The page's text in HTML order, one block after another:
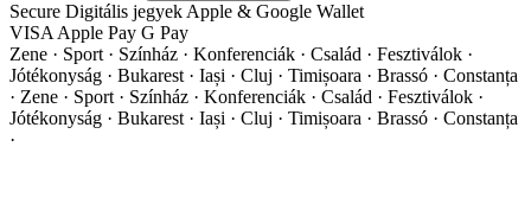
Secure Digitális jegyek Apple & Google Wallet
VISA Apple Pay G Pay
Zene · Sport · Színház · Konferenciák · Család · Fesztiválok ·
Jótékonyság · Bukarest · Iași · Cluj · Timișoara · Brassó · Constanța
· Zene · Sport · Színház · Konferenciák · Család · Fesztiválok ·
Jótékonyság · Bukarest · Iași · Cluj · Timișoara · Brassó · Constanța
·